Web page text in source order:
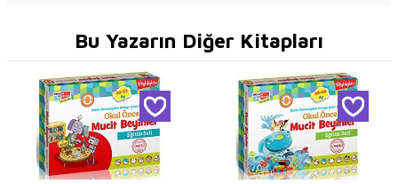
Bu Yazarın Diğer Kitapları